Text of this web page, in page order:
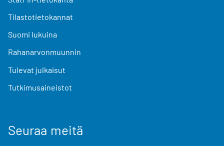
Tilastotietokannat
Suomi lukuina
Rahanarvonmuunnin
Tulevat julkaisut
Tutkimusaineistot
Seuraa meitä